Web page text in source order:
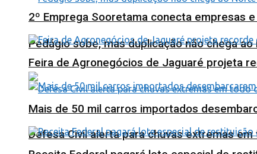
Pedágio sobe, mas duplicação não chega ao
Defesa Civil alerta para chuvas extremas
2º Emprega Sooretama conecta empresas
Feira de Agronegócios de Jaguaré projeta
Mais de 50 mil carros importados